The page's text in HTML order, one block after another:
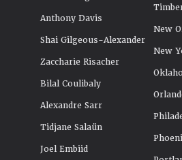
Anthony Davis
Shai Gilgeous-Alexander
Zaccharie Risacher
Bilal Coulibaly
Alexandre Sarr
Tidjane Salaün
Joel Embiid
New
New